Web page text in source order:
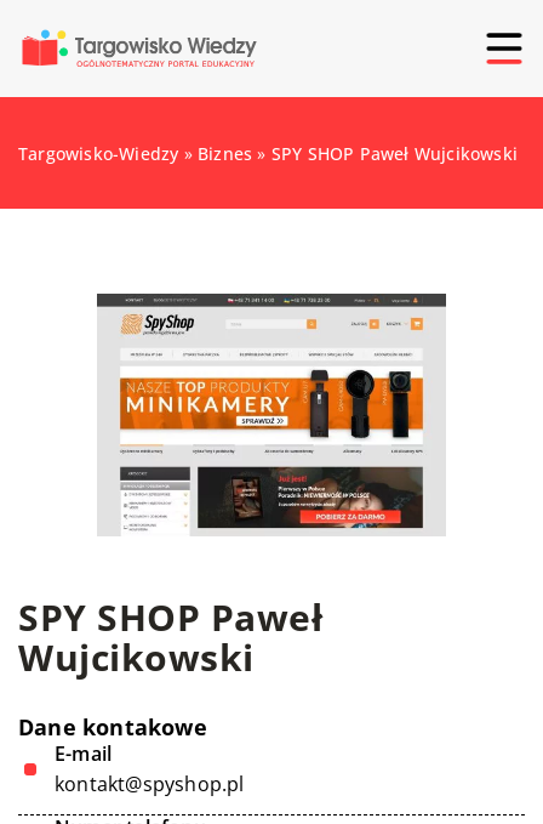
Targowisko-Wiedzy » Biznes » SPY SHOP Paweł Wujcikowski
SPY SHOP Paweł
Wujcikowski
Dane kontakowe
E-mail
kontakt@spyshop.pl